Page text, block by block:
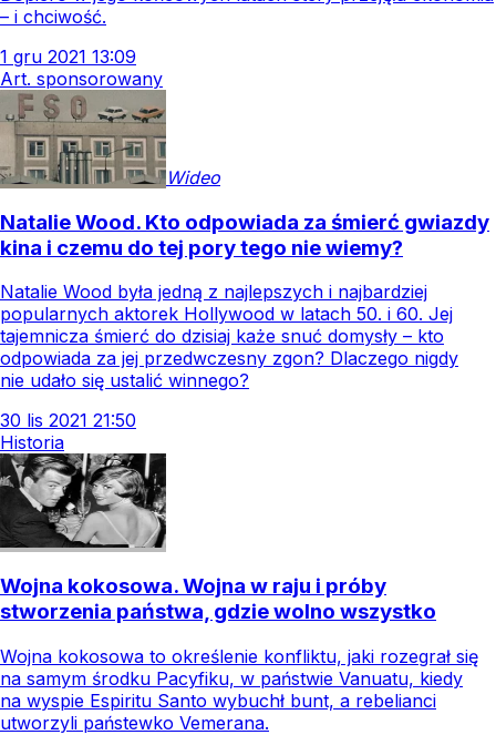
– i chciwość.
1 gru 2021 13:09
Art. sponsorowany
Wideo
Natalie Wood. Kto odpowiada za śmierć gwiazdy
kina i czemu do tej pory tego nie wiemy?
Natalie Wood była jedną z najlepszych i najbardziej
popularnych aktorek Hollywood w latach 50. i 60. Jej
tajemnicza śmierć do dzisiaj każe snuć domysły – kto
odpowiada za jej przedwczesny zgon? Dlaczego nigdy
nie udało się ustalić winnego?
30 lis 2021 21:50
Historia
Wojna kokosowa. Wojna w raju i próby
stworzenia państwa, gdzie wolno wszystko
Wojna kokosowa to określenie konfliktu, jaki rozegrał się
na samym środku Pacyfiku, w państwie Vanuatu, kiedy
na wyspie Espiritu Santo wybuchł bunt, a rebelianci
utworzyli państewko Vemerana.